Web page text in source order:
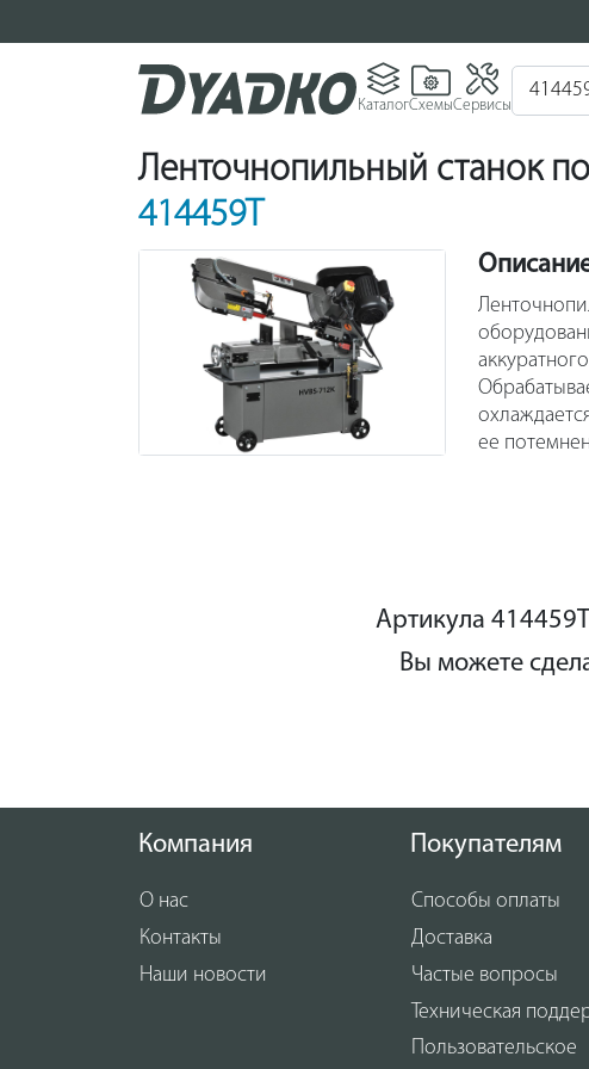
КаталогСхемыСервисы
Ленточнопильный станок по
414459T
ее
мощность
Артикула
Вы можете
Компания
О нас
Контакты
Наши новости
Покупателям
Способы оплаты
Доставка
Частые вопросы
Техническая
Пользовательское